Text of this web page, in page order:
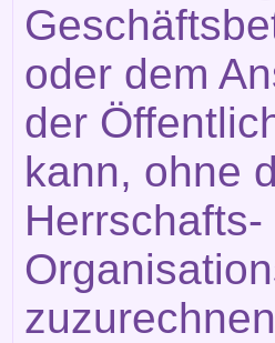
oder dem
der
kann, ohne
Herrschafts-